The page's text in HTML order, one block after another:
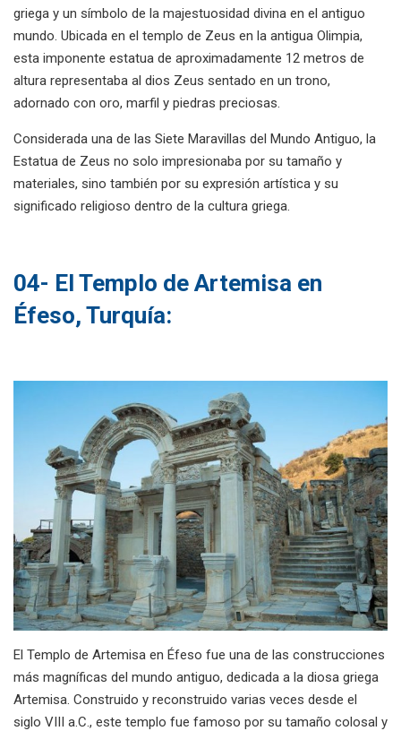
griega y un símbolo de la majestuosidad divina en el antiguo
mundo. Ubicada en el templo de Zeus en la antigua Olimpia,
esta imponente estatua de aproximadamente 12 metros de
altura representaba al dios Zeus sentado en un trono,
adornado con oro, marfil y piedras preciosas.
Considerada una de las Siete Maravillas del Mundo Antiguo, la
Estatua de Zeus no solo impresionaba por su tamaño y
materiales, sino también por su expresión artística y su
significado religioso dentro de la cultura griega.
04- El Templo de Artemisa en
Éfeso, Turquía:
El Templo de Artemisa en Éfeso fue una de las construcciones
más magníficas del mundo antiguo, dedicada a la diosa griega
Artemisa. Construido y reconstruido varias veces desde el
siglo VIII a.C., este templo fue famoso por su tamaño colosal y